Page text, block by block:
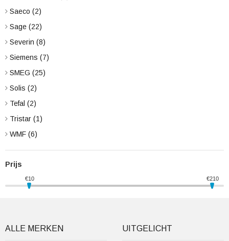
Saeco (2)
Sage (22)
Severin (8)
Siemens (7)
SMEG (25)
Solis (2)
Tefal (2)
Tristar (1)
WMF (6)
Prijs
€10 €210
ALLE MERKEN UITGELICHT